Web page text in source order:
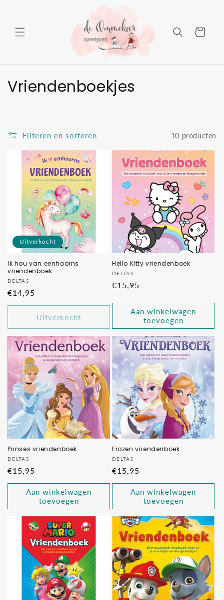
Winkelwagen
C
e
:
Vriendenboekjes
Filteren en sorteren 10 producten
Uitverkocht
Ik hou van eenhoorns
vriendenboek
Verkoper:
DELTAS
Normale
prijs
€14,95
Uitverkocht
Hello Kitty vriendenboek
Verkoper:
DELTAS
Normale
€15,95
Aan winkelwagen
toevoegen
Prinses vriendenboek
Verkoper:
DELTAS
Normale
prijs
€15,95
Aan winkelwagen
toevoegen
Frozen vriendenboek
Verkoper:
DELTAS
Normale
prijs
€15,95
Aan winkelwagen
toevoegen